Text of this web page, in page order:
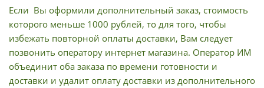
Если Вы оформили дополнительный заказ, стоимость
которого меньше 1000 рублей, то для того, чтобы
избежать повторной оплаты доставки, Вам следует
позвонить оператору интернет магазина. Оператор ИМ
объединит оба заказа по времени готовности и
доставки и удалит оплату доставки из дополнительного